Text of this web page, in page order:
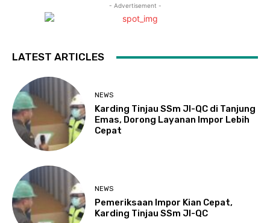
- Advertisement -
LATEST ARTICLES
NEWS
Karding Tinjau SSm JI-QC di Tanjung
Emas, Dorong Layanan Impor Lebih
Cepat
NEWS
Pemeriksaan Impor Kian Cepat,
Karding Tinjau SSm JI-QC